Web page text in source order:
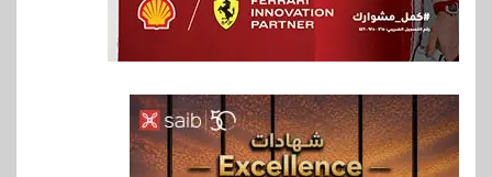
6
اخبار